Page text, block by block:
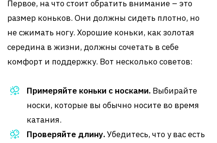
Первое, на что стоит обратить внимание – это
размер коньков. Они должны сидеть плотно, но
не сжимать ногу. Хорошие коньки, как золотая
середина в жизни, должны сочетать в себе
комфорт и поддержку. Вот несколько советов:
Примеряйте коньки с носками. Выбирайте
носки, которые вы обычно носите во время
катания.
Проверяйте длину.Убедитесь, что у вас есть